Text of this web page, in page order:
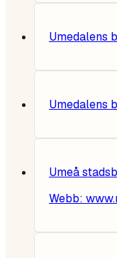
Umedalens
Umedalens
Umeå
Webb: